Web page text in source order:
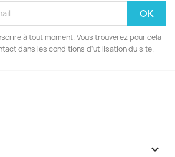
à tout moment. Vous trouverez pour cela
dans les conditions d'utilisation du site.
